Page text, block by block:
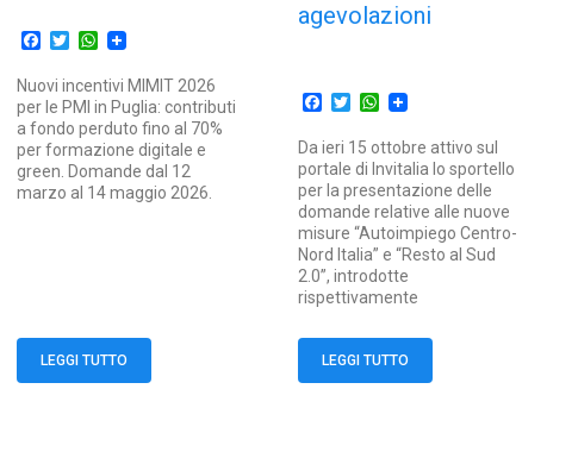
Facebook
TwitterWhatsApp
Nuovi incentivi MIMIT 2026
per le PMI in Puglia: contributi
a fondo perduto fino al 70%
per formazione digitale e
green. Domande dal 12
marzo al 14 maggio 2026.
LEGGI TUTTO
agevolazioni
Facebook
TwitterWhatsApp
Da ieri 15 ottobre attivo sul
portale di Invitalia lo sportello
per la presentazione delle
domande relative alle nuove
misure “Autoimpiego Centro-
Nord Italia” e “Resto al Sud
2.0”, introdotte
rispettivamente
LEGGI TUTTO